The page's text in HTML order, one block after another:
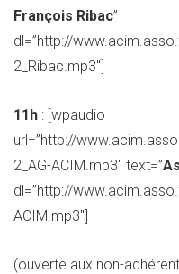
François Ribac”
dl=”http://
2_Ribac.mp3″]
11h : [wpaudio
url=”http://
2_AG-ACIM.mp3″ text=”
dl=”http://
ACIM.mp3″]
(ouverte aux non-